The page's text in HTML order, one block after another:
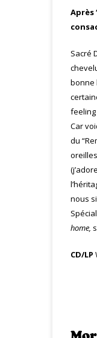
Après
Sacré
bonne
feeling
Car
du
nous
home,
CD/LP